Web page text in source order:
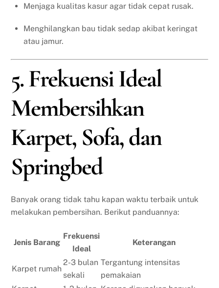
Menjaga kualitas kasur agar tidak cepat rusak.
Menghilangkan bau tidak sedap akibat keringat
atau jamur.
5. Frekuensi Ideal
Membersihkan
Karpet, Sofa, dan
Springbed
Banyak orang tidak tahu kapan waktu terbaik untuk
melakukan pembersihan. Berikut panduannya:
Jenis Barang
Frekuensi
Ideal
Keterangan
Karpet rumah
2-3 bulan
sekali
Tergantung intensitas
pemakaian